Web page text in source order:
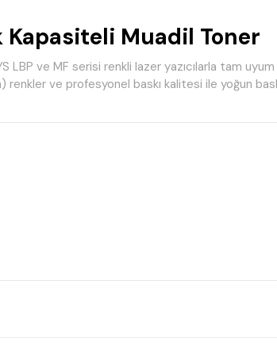
Kapasiteli Muadil Toner
ve MF serisi renkli lazer yazıcılarla tam uyum
ve profesyonel baskı kalitesi ile yoğun